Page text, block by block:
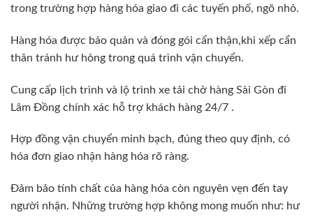
trong trường hợp hàng hóa giao đi các tuyến phố, ngõ nhỏ.
Hàng hóa được bảo quản và đóng gói cẩn thận,khi xếp cẩn
thân tránh hư hỏng trong quá trình vận chuyển.
Cung cấp lịch trình và lộ trình xe tải chở hàng Sài Gòn đi
Lâm Đồng chính xác hỗ trợ khách hàng 24/7 .
Hợp đồng vận chuyển minh bạch, đúng theo quy định, có
hóa đơn giao nhận hàng hóa rõ ràng.
Đảm bảo tính chất của hàng hóa còn nguyên vẹn đến tay
người nhận. Những trường hợp không mong muốn như: hư